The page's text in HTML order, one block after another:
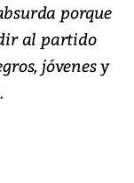
porque
al partido
jóvenes y